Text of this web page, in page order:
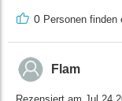
0 Personen finden
Flam